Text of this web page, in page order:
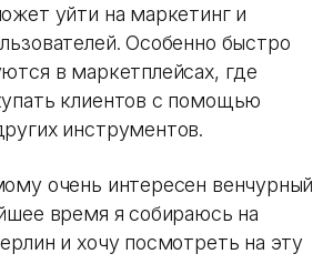
уйти на маркетинг и
Особенно быстро
в маркетплейсах, где
клиентов с помощью
инструментов.
очень интересен венчурный
время я собираюсь на
и хочу посмотреть на эту